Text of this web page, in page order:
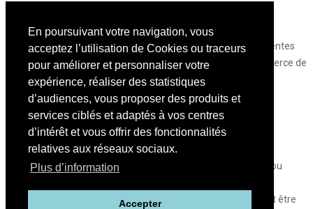
En poursuivant votre navigation, vous
acceptez l’utilisation de Cookies ou traceurs
pour améliorer et personnaliser votre
expérience, réaliser des statistiques
d’audiences, vous proposer des produits et
services ciblés et adaptés à vos centres
d’intérêt et vous offrir des fonctionnalités
relatives aux réseaux sociaux.
Plus d’information
Accepter
Tout litige portant sur l'interprétation ou l'exécution des présentes
sera soumis à la compétence exclusive du Tribunal de Commerce de
Casablanca, la loi marocaine étant applicable au fond et à la
procédure.
Confidentialité :
L’Utilisateur considérera comme strictement confidentiel, et
s'interdit de divulguer, toute information, document, donnée ou
l’utilisation de la plateforme. L’Utilisateur, toutefois, ne saurait être